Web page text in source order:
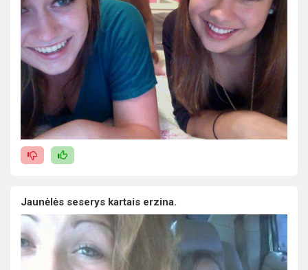
Jaunėlės seserys kartais erzina.